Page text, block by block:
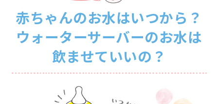
赤ちゃんのお水はいつから？
ウォーターサーバーのお水は
飲ませていいの？